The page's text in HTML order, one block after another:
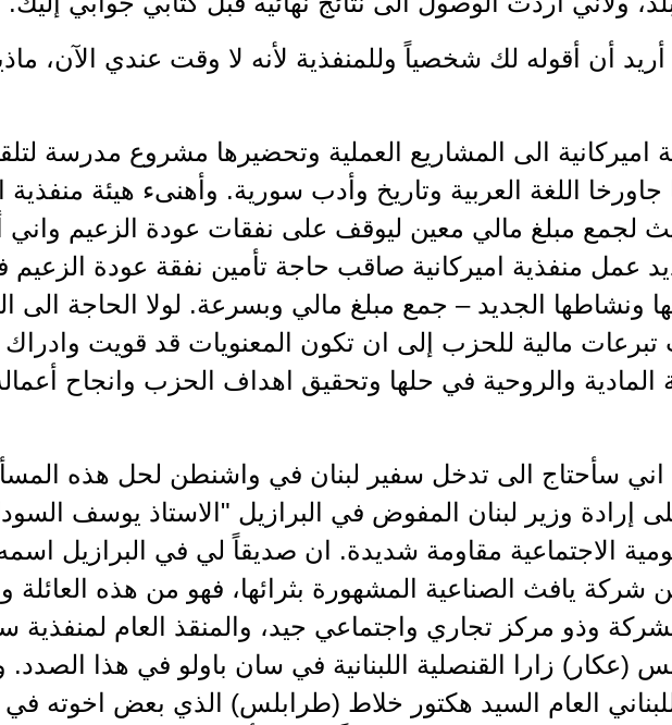
أن أقوله لك شخصياً وللمنفذية لأنه لا وقت عندي الآن،
الى المشاريع العملية وتحضيرها مشروع مدرسة
اللغة العربية وتاريخ وأدب سورية. وأهنىء هيئة منفذية
لجمع مبلغ مالي معين ليوقف على نفقات عودة الزعيم واني
عمل منفذية اميركانية صاقب حاجة تأمين نفقة عودة
ونشاطها الجديد – جمع مبلغ مالي وبسرعة. لولا الحاجة الى
مالية للحزب إلى ان تكون المعنويات قد قويت وادراك
والروحية في حلها وتحقيق اهداف الحزب وانجاح
سأحتاج الى تدخل سفير لبنان في واشنطن لحل هذه
إرادة وزير لبنان المفوض في البرازيل "الاستاذ يوسف
الاجتماعية مقاومة شديدة. ان صديقاً لي في البرازيل
يافث الصناعية المشهورة بثرائها، فهو من هذه العائلة
وذو مركز تجاري واجتماعي جيد، والمنقذ العام لمنفذية
(عكار) زارا القنصلية اللبنانية في سان باولو في هذا الصدد.
العام السيد هكتور خلاط (طرابلس) الذي بعض اخوته